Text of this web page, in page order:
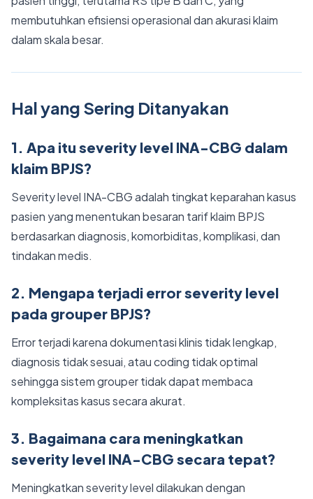
membutuhkan efisiensi operasional dan akurasi klaim
dalam skala besar.
Hal yang Sering Ditanyakan
1. Apa itu severity level INA-CBG dalam
klaim BPJS?
Severity level INA-CBG adalah tingkat keparahan kasus
pasien yang menentukan besaran tarif klaim BPJS
berdasarkan diagnosis, komorbiditas, komplikasi, dan
tindakan medis.
2. Mengapa terjadi error severity level
pada grouper BPJS?
Error terjadi karena dokumentasi klinis tidak lengkap,
diagnosis tidak sesuai, atau coding tidak optimal
sehingga sistem grouper tidak dapat membaca
kompleksitas kasus secara akurat.
3. Bagaimana cara meningkatkan
severity level INA-CBG secara tepat?
Meningkatkan severity level dilakukan dengan